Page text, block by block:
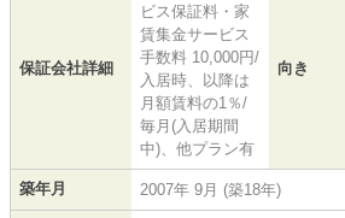
保証会社詳細
ビス保証料・家
賃集金サービス
手数料 10,000円/
入居時、以降は
月額賃料の1％/
毎月(入居期間
中)、他プラン有
向き
築年月 2007年 9月 (築18年)